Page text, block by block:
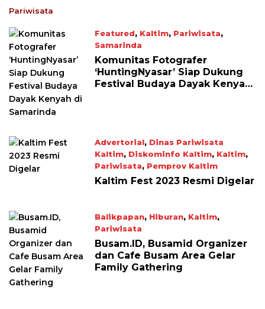
Pariwisata
Featured, Kaltim, Pariwisata,
Samarinda
July 8, 2023
Komunitas Fotografer
‘HuntingNyasar’ Siap Dukung
Festival Budaya Dayak Kenyah
Advertorial, Dinas Pariwisata
Kaltim, Diskominfo Kaltim, Kaltim,
Pariwisata, Pemprov Kaltim
July 7, 2023
Kaltim Fest 2023 Resmi Digelar
Balikpapan, Hiburan, Kaltim,
Pariwisata
June 30, 2023
Busam.ID, Busamid Organizer
dan Cafe Busam Area Gelar
Family Gathering